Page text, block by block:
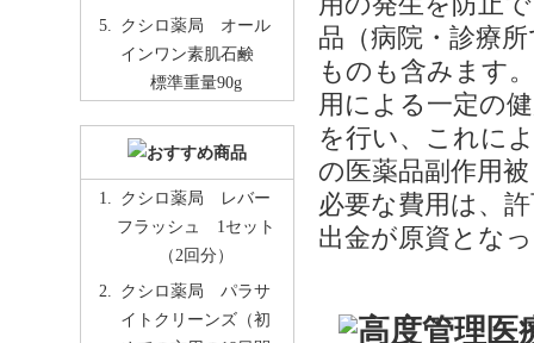
品（病院・診療
ものも含みます
用による一定の
を行い、これに
の医薬品副作用
必要な費用は、
出金が原資とな
クシロ薬局 オール
インワン素肌石鹸
標準重量90g
クシロ薬局 レバー
フラッシュ 1セット
（2回分）
クシロ薬局 パラサ
イトクリーンズ（初